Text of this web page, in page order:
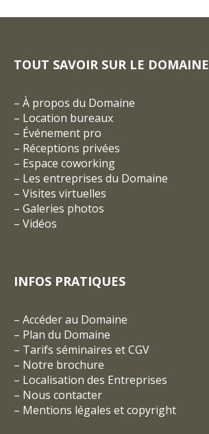
TOUT SAVOIR SUR LE DOMAINE
– À propos du Domaine
– Location bureaux
– Événement pro
– Réceptions privées
– Espace coworking
– Les entreprises du Domaine
– Visites virtuelles
– Galeries photos
– Vidéos
INFOS PRATIQUES
– Accéder au Domaine
– Plan du Domaine
– Tarifs séminaires et CGV
– Notre brochure
– Localisation des Entreprises
– Nous contacter
– Mentions légales et copyright